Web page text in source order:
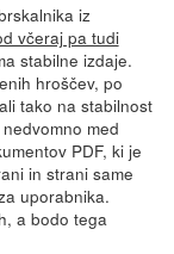
iz
včeraj pa tudi
stabilne izdaje.
hroščev, po
tako na stabilnost
med
PDF, ki je
in strani same
uporabnika.
a bodo tega